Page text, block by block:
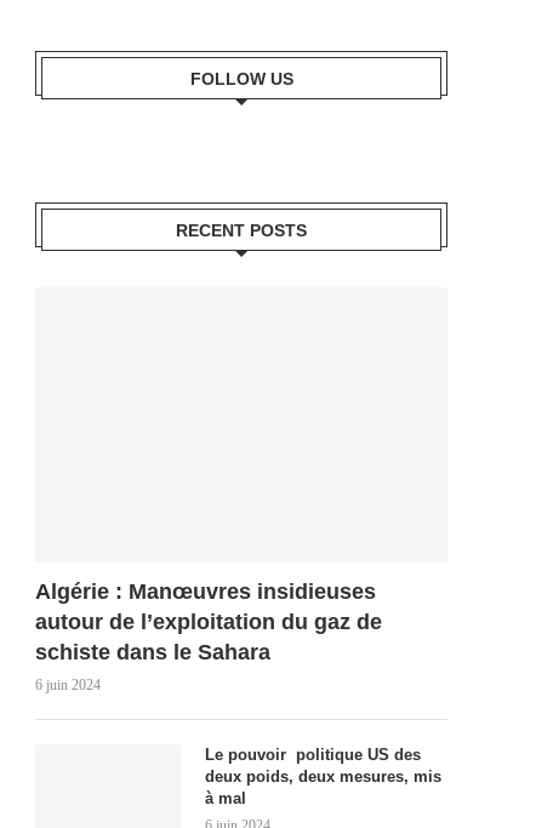
FOLLOW US
RECENT POSTS
Algérie : Manœuvres insidieuses
autour de l’exploitation du gaz de
schiste dans le Sahara
6 juin 2024
Le pouvoir politique US des
deux poids, deux mesures, mis
à mal